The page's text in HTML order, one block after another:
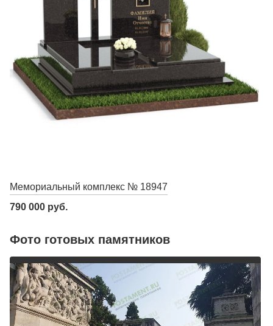
Мемориальный комплекс № 18947
790 000 руб.
Фото готовых памятников